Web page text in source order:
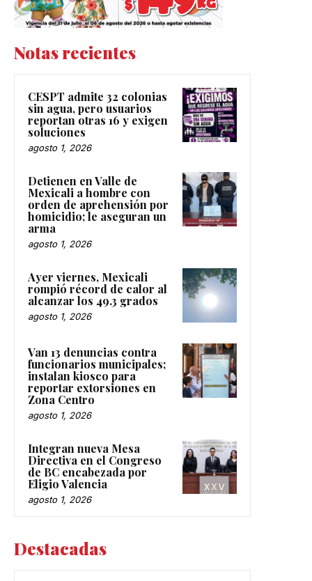
Notas recientes
CESPT admite 32 colonias
sin agua, pero usuarios
reportan otras 16 y exigen
soluciones
agosto 1, 2026
Detienen en Valle de
Mexicali a hombre con
orden de aprehensión por
homicidio; le aseguran un
arma
agosto 1, 2026
Ayer viernes, Mexicali
rompió récord de calor al
alcanzar los 49.3 grados
agosto 1, 2026
Van 13 denuncias contra
funcionarios municipales;
instalan kiosco para
reportar extorsiones en
Zona Centro
agosto 1, 2026
Integran nueva Mesa
Directiva en el Congreso
de BC encabezada por
Eligio Valencia
agosto 1, 2026
Destacadas